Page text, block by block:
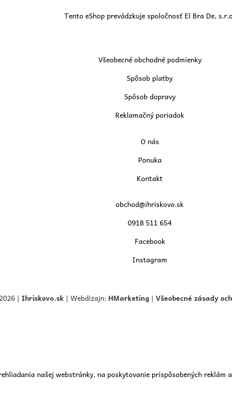
Tento eShop prevádzkuje spoločnosť El Bra De,
Všeobecné obchodné podmienky
Spôsob platby
Spôsob dopravy
Reklamačný poriadok
O nás
Ponuka
Kontakt
obchod@ihriskovo.sk
0918 511 654
Facebook
Instagram
| Ihriskovo.sk| Webdizajn: HMarketing | Všeobecné zásady
našej webstránky, na poskytovanie prispôsobených